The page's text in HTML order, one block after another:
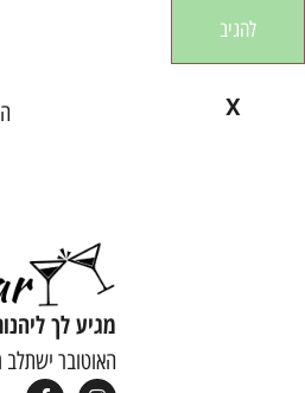
X
מגיע לך
האוטובר